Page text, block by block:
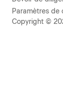
Paramètres de
Copyright ©